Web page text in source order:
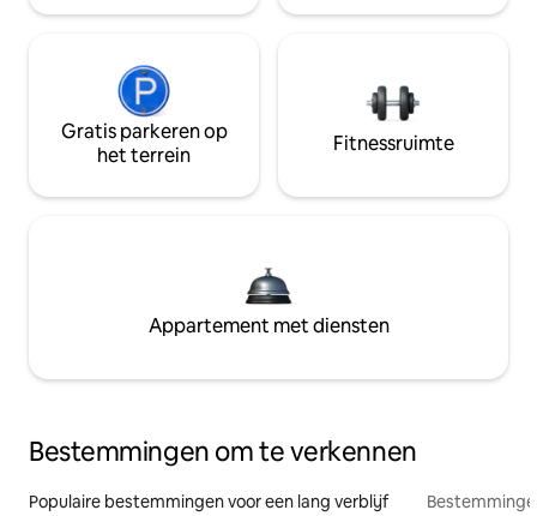
Gratis parkeren op
het terrein
Fitnessruimte
Appartement met diensten
Bestemmingen om te verkennen
Populaire bestemmingen voor een lang verblijf